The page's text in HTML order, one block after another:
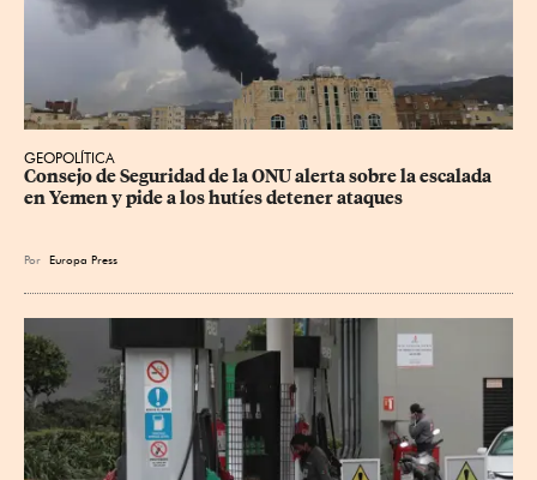
GEOPOLÍTICA
Consejo de Seguridad de la ONU alerta sobre la escalada
en Yemen y pide a los hutíes detener ataques
Por Europa Press